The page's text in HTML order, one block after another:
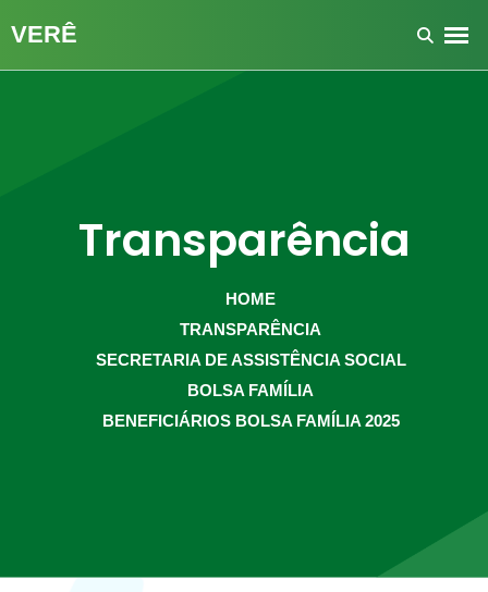
Transparência
HOME
TRANSPARÊNCIA
SECRETARIA DE ASSISTÊNCIA SOCIAL
BOLSA FAMÍLIA
BENEFICIÁRIOS BOLSA FAMÍLIA 2025